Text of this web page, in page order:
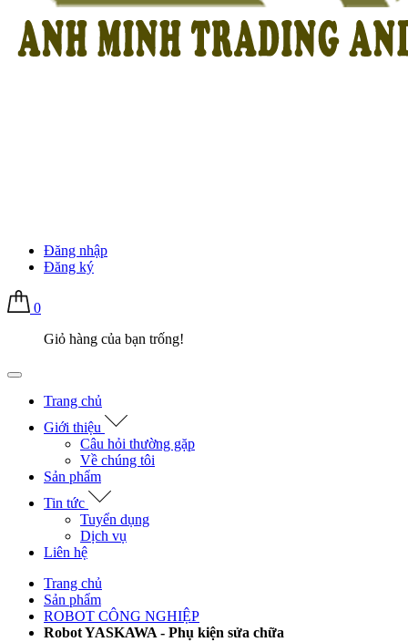
Đăng nhập
Đăng ký
0
Giỏ hàng của bạn trống!
Trang chủ
Giới thiệu
Câu hỏi thường gặp
Về chúng tôi
Sản phẩm
Tin tức
Tuyển dụng
Dịch vụ
Liên hệ
Trang chủ
Sản phẩm
ROBOT CÔNG NGHIỆP
Robot YASKAWA - Phụ kiện sửa chữa